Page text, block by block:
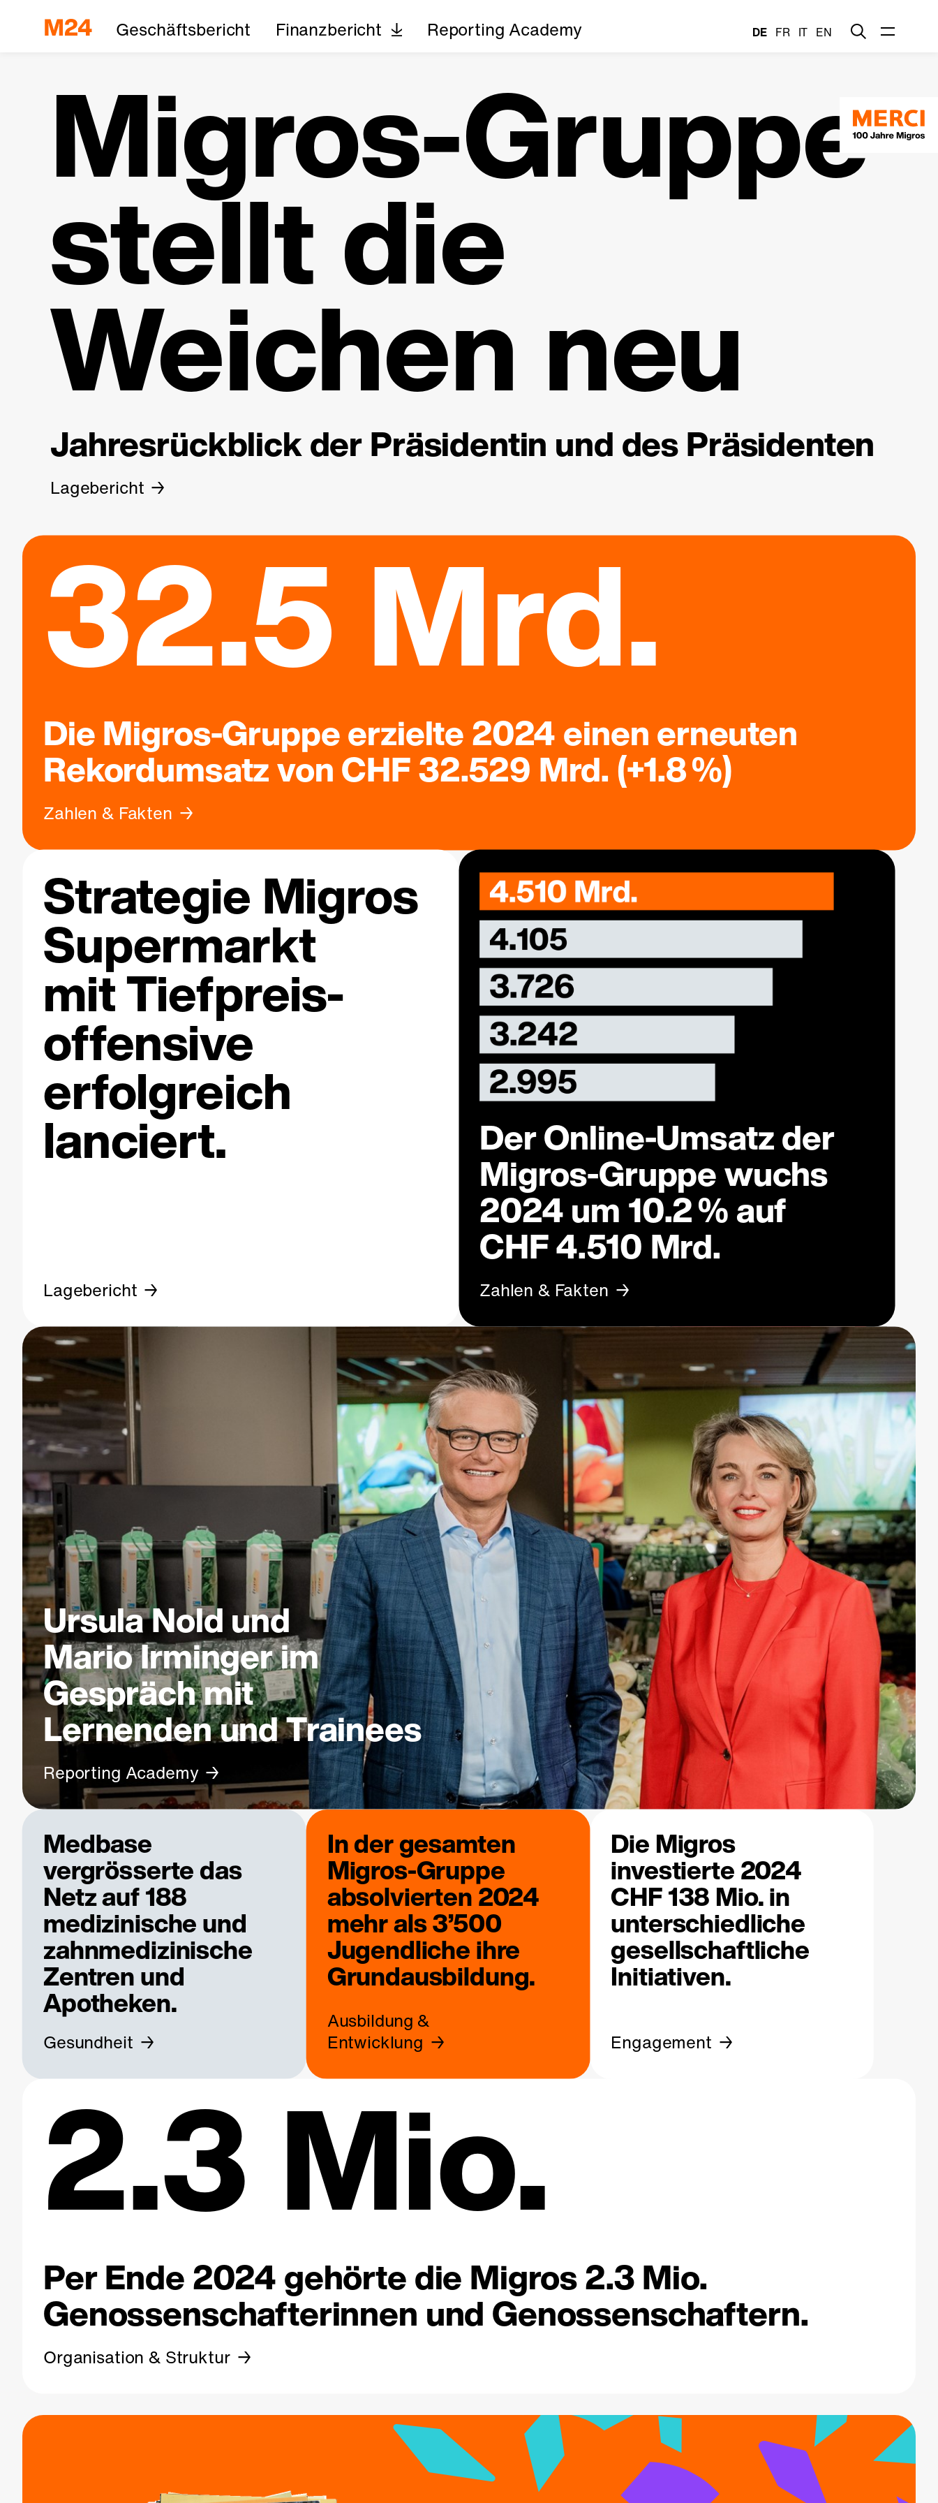
Geschäftsbericht Finanzbericht Reporting Academy DE FR IT EN
Migros-Gruppe
stellt die
Weichen neu
Jahresrückblick der Präsidentin und des Präsidenten
Lagebericht
32.5 Mrd.
Die Migros-Gruppe erzielte 2024 einen erneuten
Rekordumsatz von CHF 32.529 Mrd. (+1.8 %)
Zahlen & Fakten
Strategie Migros
Supermarkt
mit Tiefpreis-
offensive
erfolgreich
lanciert.
Lagebericht
Der Online-Umsatz der
Migros-Gruppe wuchs
2024 um 10.2 % auf
CHF 4.510 Mrd.
Zahlen & Fakten
Ursula Nold und
Mario Irminger im
Gespräch mit
Lernenden und Trainees
Reporting Academy
Medbase
vergrösserte das
Netz auf 188
medizinische und
zahnmedizinische
Zentren und
Apotheken.
Gesundheit
In der gesamten
Migros-Gruppe
absolvierten 2024
mehr als 3’500
Jugendliche ihre
Grundausbildung.
Ausbildung &
Entwicklung
Die Migros
investierte 2024
CHF 138 Mio. in
unterschiedliche
gesellschaftliche
Initiativen.
Engagement
2.3 Mio.
Per Ende 2024 gehörte die Migros 2.3 Mio.
Genossenschafterinnen und Genossenschaftern.
Organisation & Struktur